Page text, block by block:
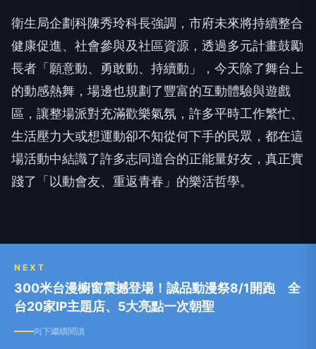
衛生局企劃科陳秀玲科長強調，市府未來將持續整合
健康促進、社會參與及社區資源，透過多元計畫鼓勵
長者「願意動、勇敢動、持續動」，今天除了舞台上
的動感熱舞，場邊也規劃了豐富的互動體驗與遊戲
區，讓整場派對充滿歡樂氣氛，許多平時工作繁忙、
生活壓力大或想運動卻不知從何下手的民眾，都在這
場活動中結識了許多志同道合的正能量好友，真正實
踐了「以動會友、重返青春」的樂活哲學。
NEXT
300米台漫櫥窗震撼登場！誠品動漫祭8/1開跑 全
台20家IP主題店、5大亮點一次朝聖
向下繼續閱讀